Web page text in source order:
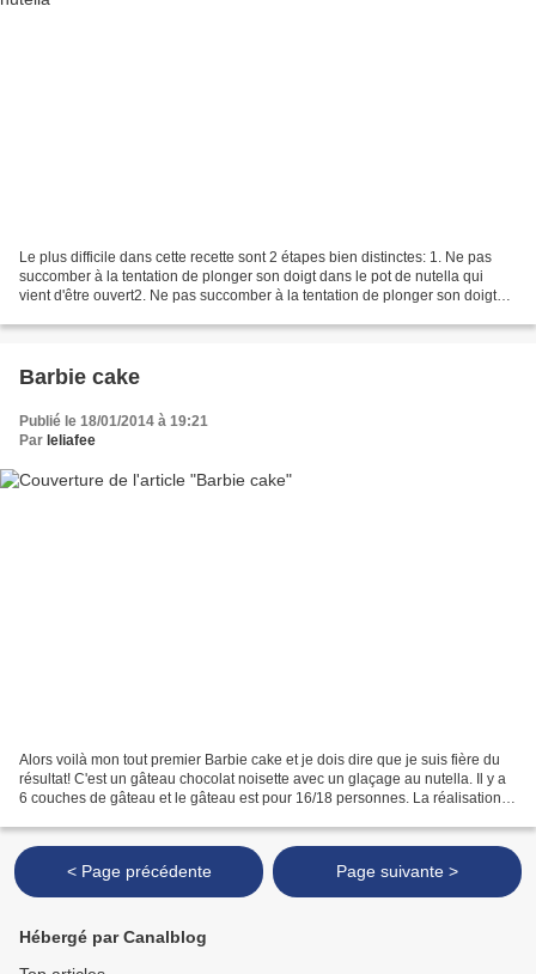
Le plus difficile dans cette recette sont 2 étapes bien distinctes: 1. Ne pas
succomber à la tentation de plonger son doigt dans le pot de nutella qui
vient d'être ouvert2. Ne pas succomber à la tentation de plonger son doigt
Barbie cake
Publié le 18/01/2014 à 19:21
Par leliafee
Alors voilà mon tout premier Barbie cake et je dois dire que je suis fière du
résultat! C'est un gâteau chocolat noisette avec un glaçage au nutella. Il y a
6 couches de gâteau et le gâteau est pour 16/18 personnes. La réalisation
< Page précédente Page suivante >
Hébergé par Canalblog